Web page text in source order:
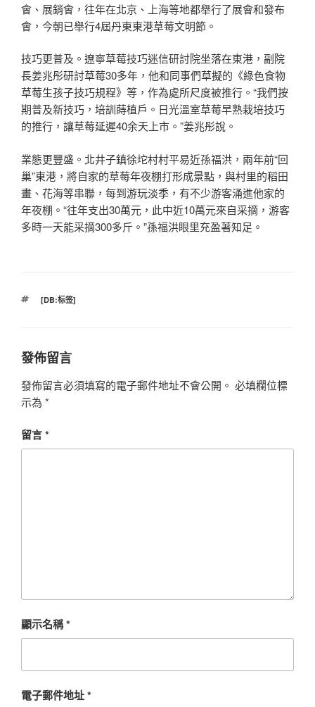
會、展銷會，往年在北京、上海等地都舉行了展會和發布
會，今朝已舉行4屆丹東東港草莓文明節。
技巧更普及。遼寧草莓技巧迷信研討院坐落在東港，副院
長姜兆彤研討草莓30多年，他和同事們草擬的《綠色食物
草莓生孩子技巧規程》等，作為處所尺度被推行。“我們按
期普及新技巧，培訓蒔植戶。日光溫室草莓早熟栽培技巧
的推行，讓草莓延遲40余天上市。”姜兆彤說。
業態更豐盛。北井子鎮徐坨村村平易近孫福洪，兩年前“回
巢”東港，將自家的草莓年夜棚打形成景點，與村里的稻田
畫、花海等串聯，每到游玩淡季，有不少游客涌進他家的
年夜棚。“往年支出30萬元，此中近10萬元來自采摘，游客
多時一天能采摘300多斤。”孫福洪眼里充盈著知足。
標
[DB:标签]
發佈留言
發佈留言必須填寫的電子郵件地址不會公開。 必填欄位標
示為 *
留言*
顯示名稱*
電子郵件地址*